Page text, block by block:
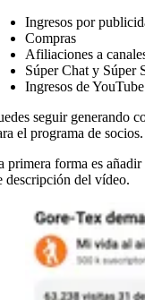
Ingresos por
Compras
Afiliaciones a
Súper Chat y Súper
Ingresos de
seguir generando
el programa de socios.
primera forma es
descripción del vídeo.